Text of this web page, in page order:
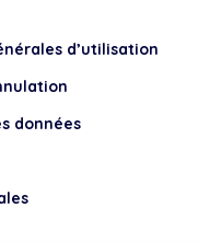
d’utilisation
données